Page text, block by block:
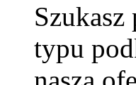
typu